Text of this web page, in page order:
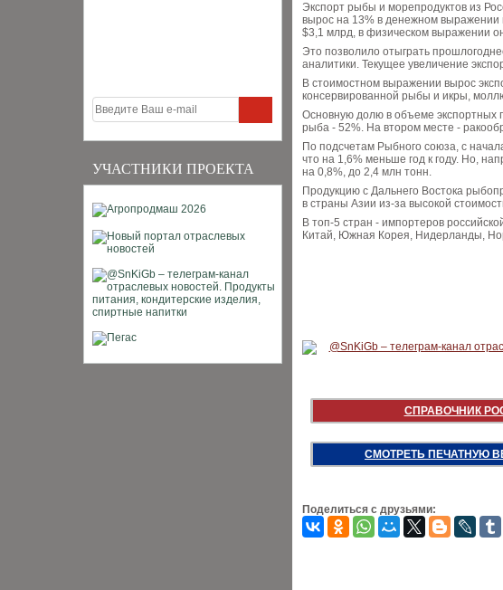
УЧАСТНИКИ ПРОЕКТА
Экспорт рыбы и морепродуктов из
вырос на 13% в денежном выражении
$3,1 млрд, в физическом выражении
Это позволило отыграть
аналитики. Текущее увеличение
В стоимостном выражении вырос
консервированной рыбы и икры,
Основную долю в объеме экспортных
рыба - 52%. На втором месте -
По подсчетам Рыбного союза, с
что на 1,6% меньше год к году. Но,
на 0,8%, до 2,4 млн тонн.
Продукцию с Дальнего Востока
в страны Азии из-за высокой
В топ-5 стран - импортеров
Китай, Южная Корея, Нидерланды,
СПРАВОЧНИК
СМОТРЕТЬ ПЕЧАТНУЮ
Поделиться с друзьями: